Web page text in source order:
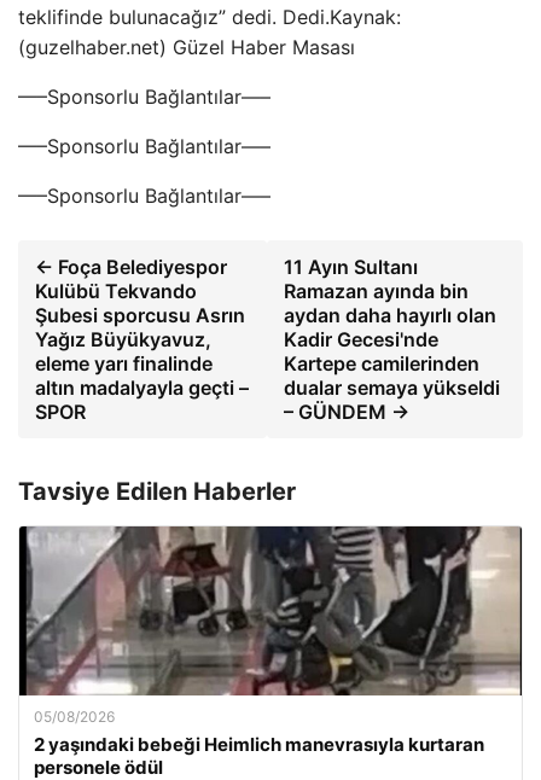
teklifinde bulunacağız” dedi. Dedi.Kaynak:
(guzelhaber.net) Güzel Haber Masası
—–Sponsorlu Bağlantılar—–
—–Sponsorlu Bağlantılar—–
—–Sponsorlu Bağlantılar—–
← Foça Belediyespor
Kulübü Tekvando
Şubesi sporcusu Asrın
Yağız Büyükyavuz,
eleme yarı finalinde
altın madalyayla geçti –
SPOR
11 Ayın Sultanı
Ramazan ayında bin
aydan daha hayırlı olan
Kadir Gecesi'nde
Kartepe camilerinden
dualar semaya yükseldi
– GÜNDEM →
Tavsiye Edilen Haberler
05/08/2026
2 yaşındaki bebeği Heimlich manevrasıyla kurtaran
personele ödül